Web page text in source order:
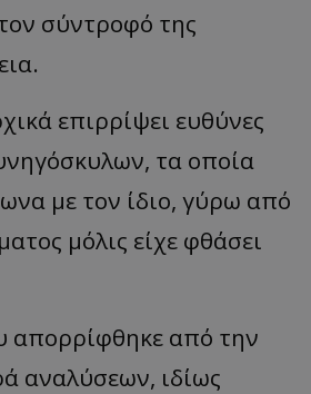
σύντροφό της
επιρρίψει ευθύνες
τα οποία
με τον ίδιο, γύρω από
μόλις είχε φθάσει
απορρίφθηκε από την
αναλύσεων, ιδίως